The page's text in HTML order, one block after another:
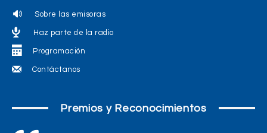
Sobre las emisoras
Haz parte de la radio
Programación
Contáctanos
Premios y Reconocimientos